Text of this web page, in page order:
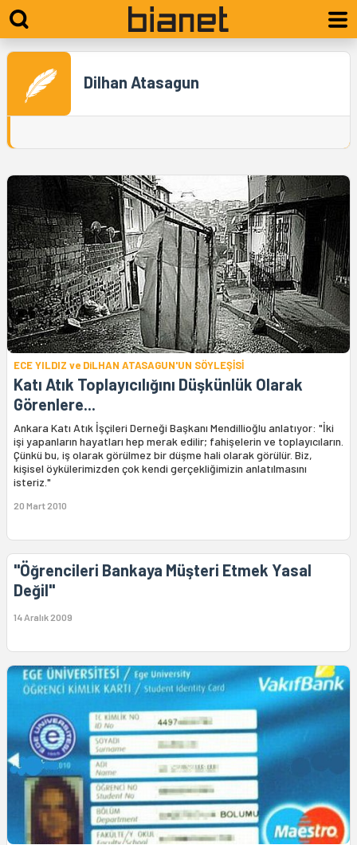
Dilhan Atasagun
ECE YILDIZ ve DiLHAN ATASAGUN'UN SÖYLEŞİSİ
Katı Atık Toplayıcılığını Düşkünlük Olarak
Görenlere...
Ankara Katı Atık İşçileri Derneği Başkanı Mendillioğlu anlatıyor: "İki
işi yapanların hayatları hep merak edilir; fahişelerin ve toplayıcıların.
Çünkü bu, iş olarak görülmez bir düşme hali olarak görülür. Biz,
kişisel öykülerimizden çok kendi gerçekliğimizin anlatılmasını
isteriz."
20 Mart 2010
"Öğrencileri Bankaya Müşteri Etmek Yasal
Değil"
14 Aralık 2009